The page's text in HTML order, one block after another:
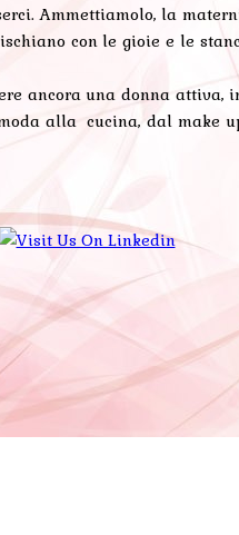
Ammettiamolo, la
con le gioie e le
una donna attiva,
alla cucina, dal make